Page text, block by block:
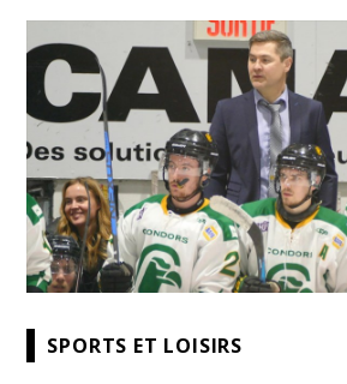
SPORTS ET LOISIRS